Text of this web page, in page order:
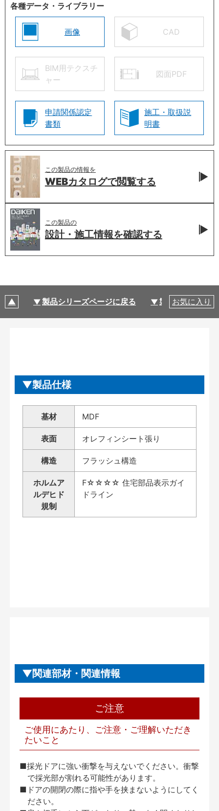
各種データ・ライブラリー
画像 CAD
BIM用テクスチ
ャー
図面PDF
申請関係認定
書類
施工・取扱説
明書
この製品の情報を
WEBカタログで閲覧する
この製品の
設計・施工情報を確認する
製品シリーズページに戻る 製品仕様
お気に入り
製品仕様
基材 MDF
表面 オレフィンシート張り
構造 フラッシュ構造
ホルムア
ルデヒド
規制
F☆☆☆☆ 住宅部品表示ガイ
ドライン
関連部材・関連情報
ご注意
ご使用にあたり、ご注意・ご理解いただき
たいこと
■採光ドアに強い衝撃を与えないでください。衝撃
で採光部が割れる可能性があります。
■ドアの開閉の際に指や手を挟まないようにしてく
ださい。